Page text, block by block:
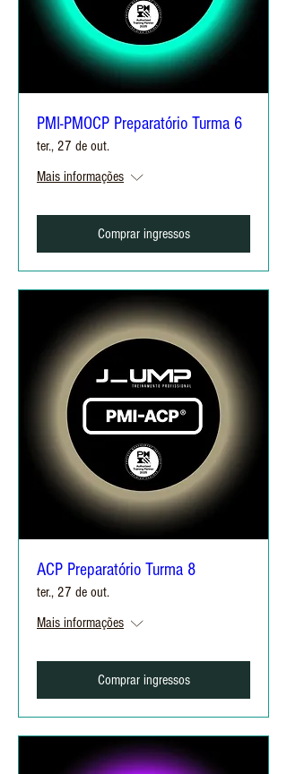
PMI-PMOCP Preparatório Turma 6
ter., 27 de out.
Mais informações
Comprar ingressos
ACP Preparatório Turma 8
ter., 27 de out.
Mais informações
Comprar ingressos